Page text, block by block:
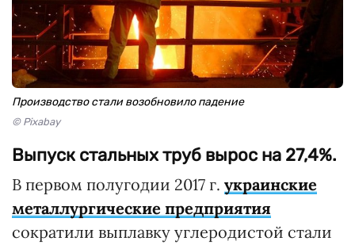
Производство стали возобновило падение
© Pixabay
Выпуск стальных труб вырос на 27,4%.
В первом полугодии 2017 г. украинские
металлургические предприятия
сократили выплавку углеродистой стали